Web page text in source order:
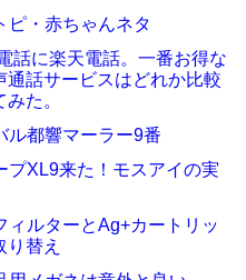
ピ・赤ちゃんネタ
話に楽天電話。一番お得な
通話サービスはどれか比較
みた。
ル都響マーラー9番
プXL9来た！モスアイの実
ィルターとAg+カートリッ
り替え